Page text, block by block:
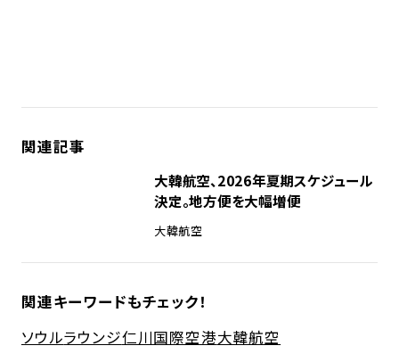
関連記事
大韓航空、2026年夏期スケジュール
決定。地方便を大幅増便
大韓航空
関連キーワードもチェック！
ソウルラウンジ仁川国際空港大韓航空